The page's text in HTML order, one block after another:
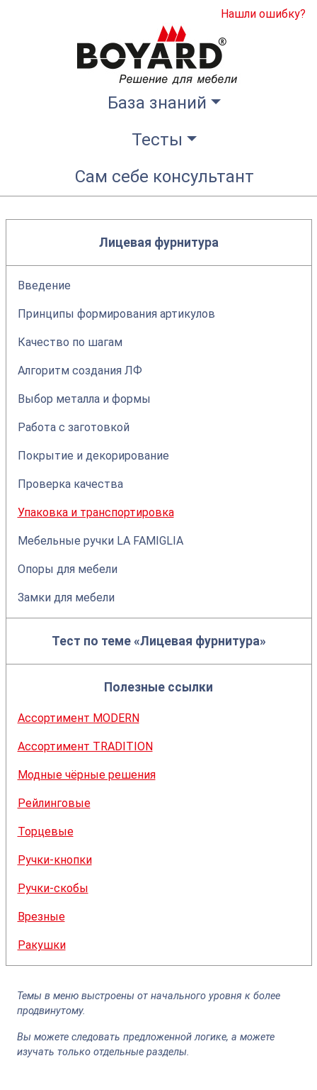
База знаний
Тесты
Сам себе консультант
Нашли ошибку?
Лицевая фурнитура
Введение
Принципы формирования артикулов
Качество по шагам
Алгоритм создания ЛФ
Выбор металла и формы
Работа с заготовкой
Покрытие и декорирование
Проверка качества
Упаковка и транспортировка
Мебельные ручки LA FAMIGLIA
Опоры для мебели
Замки для мебели
Тест по теме «Лицевая фурнитура»
Полезные ссылки
Ассортимент MODERN
Ассортимент TRADITION
Модные чёрные решения
Рейлинговые
Торцевые
Ручки-кнопки
Ручки-скобы
Врезные
Ракушки
Темы в меню выстроены от начального уровня к более
продвинутому.
Вы можете следовать предложенной логике, а можете
изучать только отдельные разделы.